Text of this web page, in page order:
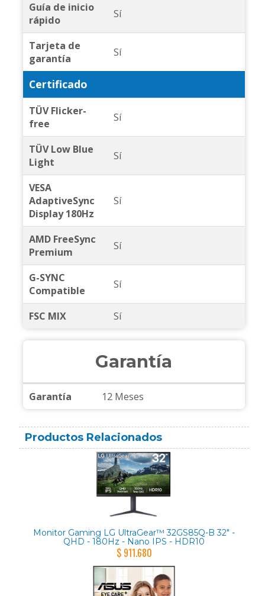
Guía de inicio
rápido
Sí
Tarjeta de
garantía
Sí
Certificado
TÜV Flicker-
free
Sí
TÜV Low Blue
Light
Sí
VESA
AdaptiveSync
Display 180Hz
Sí
AMD FreeSync
Premium
Sí
G-SYNC
Compatible
Sí
FSC MIX Sí
Garantía
Garantía 12 Meses
Productos Relacionados
Monitor Gaming LG UltraGear™ 32GS85Q-B 32" -
QHD - 180Hz - Nano IPS - HDR10
$ 911.680